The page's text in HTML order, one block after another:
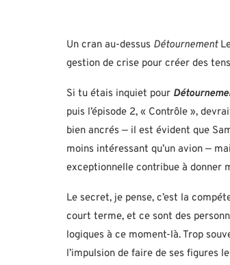
Un cran au-dessus Détournement
gestion de crise pour créer des
Si tu étais inquiet pour
puis l’épisode 2, « Contrôle »,
bien ancrés — il est évident que
moins intéressant qu’un avion —
exceptionnelle contribue à donner
Le secret, je pense, c’est la
court terme, et ce sont des
logiques à ce moment-là. Trop
l’impulsion de faire de ses figures